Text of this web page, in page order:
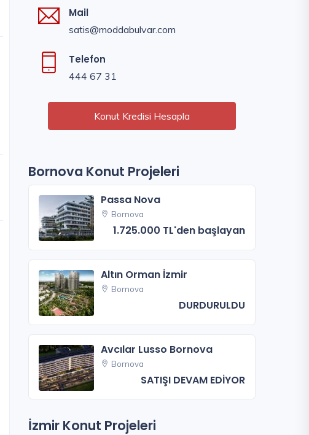
Mail
satis@moddabulvar.com
Telefon
444 67 31
Konut Kredisi Hesapla
Bornova Konut Projeleri
Passa Nova
Bornova
1.725.000 TL'den başlayan
Altın Orman İzmir
Bornova
DURDURULDU
Avcılar Lusso Bornova
Bornova
SATIŞI DEVAM EDİYOR
İzmir Konut Projeleri